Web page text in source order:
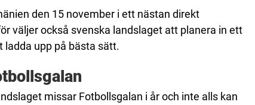
den 15 november i ett nästan direkt
väljer också svenska landslaget att planera in ett
ladda upp på bästa sätt.
missar Fotbollsgalan i år och inte alls kan